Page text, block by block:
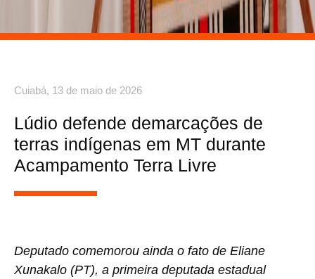
Cuiabá, 13 de maio de 2026
Lúdio defende demarcações de
terras indígenas em MT durante
Acampamento Terra Livre
Deputado comemorou ainda o fato de Eliane
Xunakalo (PT), a primeira deputada estadual